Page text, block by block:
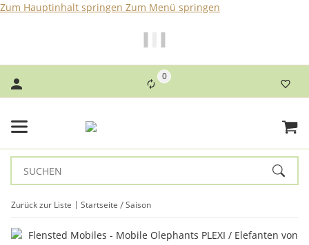
Zum Hauptinhalt springen Zum Menü springen
0
Zurück zur Liste Startseite Saison